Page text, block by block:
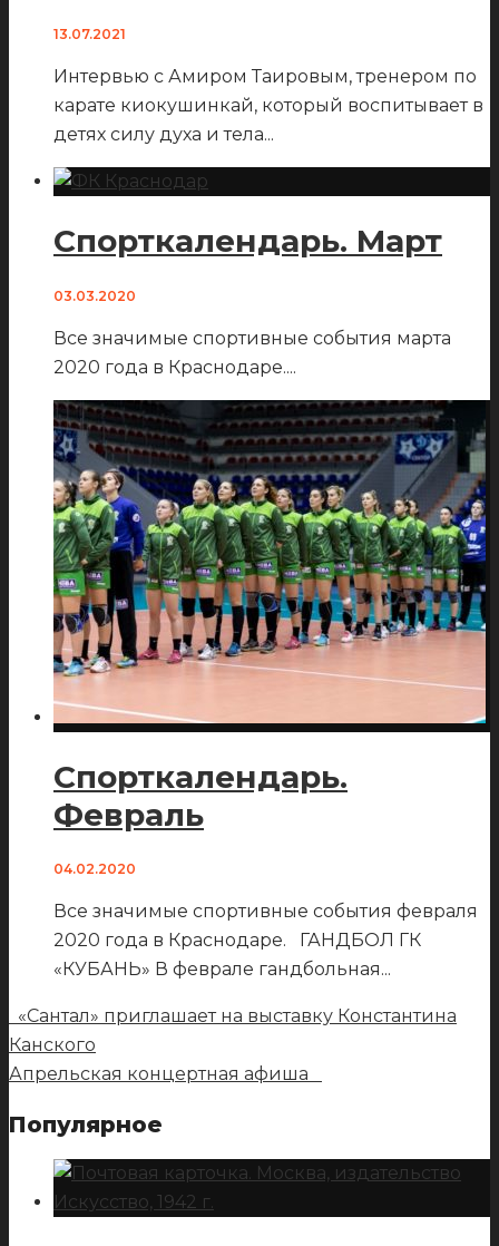
13.07.2021
Интервью с Амиром Таировым, тренером по
карате киокушинкай, который воспитывает в
детях силу духа и тела...
Спорткалендарь. Март
03.03.2020
Все значимые спортивные события марта
2020 года в Краснодаре....
Спорткалендарь.
Февраль
04.02.2020
Все значимые спортивные события февраля
2020 года в Краснодаре. ГАНДБОЛ ГК
«КУБАНЬ» В феврале гандбольная...
«Сантал» приглашает на выставку Константина
Канского
Апрельская концертная афиша
Популярное